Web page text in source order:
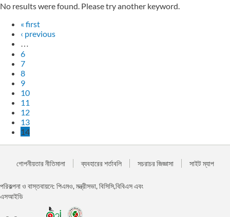
No results were found. Please try another keyword.
« first
‹ previous
…
6
7
8
9
10
11
12
13
14
গোপনীয়তার নীতিমালা ব্যবহারের শর্তাবলি সচরাচর জিজ্ঞাসা সাইট ম্যাপ
পরিকল্পনা ও বাস্তবায়নে: পিএমও, মন্ত্রীসভা, বিসিসি,বিবিএস এবং
এসআইডি